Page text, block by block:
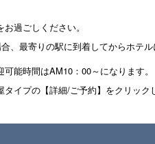
過ごしください。
、最寄りの駅に到着してからホテ
能時間はAM10：00～になります。
イプの【詳細/ご予約】をクリック